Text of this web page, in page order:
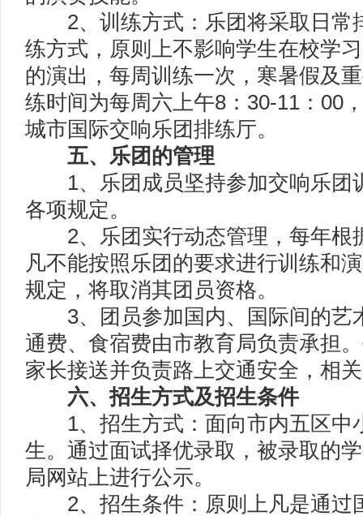
2、训练方式：乐团将采取日常
练方式，原则上不影响学生在校学
的演出，每周训练一次，寒暑假及
练时间为每周六上午8：30-11：00
城市国际交响乐团排练厅。
五、乐团的管理
1、乐团成员坚持参加交响乐团
各项规定。
2、乐团实行动态管理，每年根
凡不能按照乐团的要求进行训练和
规定，将取消其团员资格。
3、团员参加国内、国际间的艺
通费、食宿费由市教育局负责承担
家长接送并负责路上交通安全，相
六、招生方式及招生条件
1、招生方式：面向市内五区中
生。通过面试择优录取，被录取的
局网站上进行公示。
2、招生条件：原则上凡是通过